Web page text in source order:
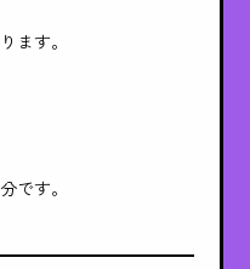
ます。
です。